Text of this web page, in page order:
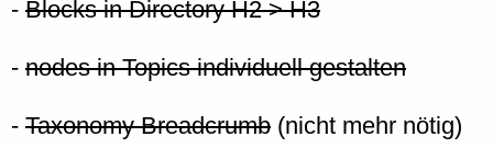
- Blocks in Directory H2 > H3
- nodes in Topics individuell gestalten
- Taxonomy Breadcrumb (nicht mehr nötig)